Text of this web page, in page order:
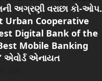
અગ્રણી વરાછા કો-ઓપ.
Urban Cooperative
Digital Bank of the
Mobile Banking
એનાયત